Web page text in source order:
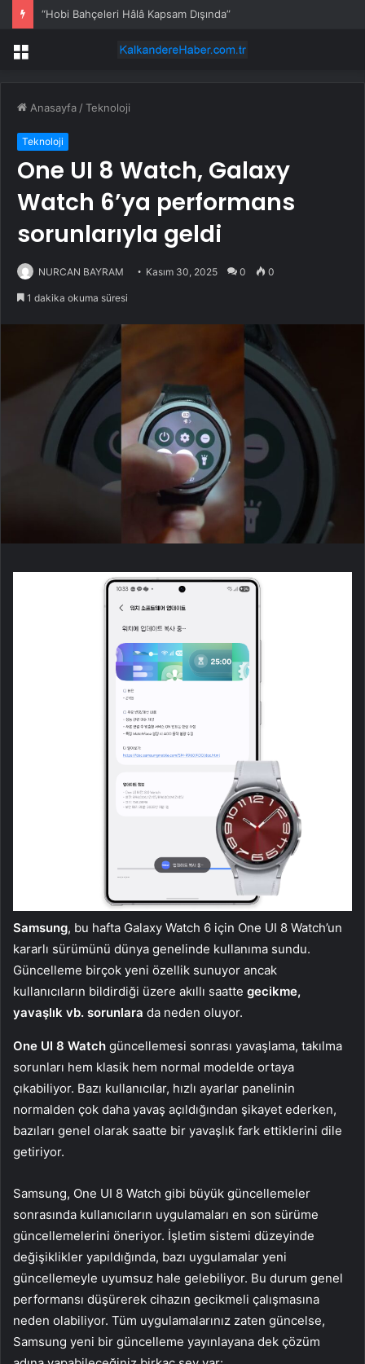
“Hobi Bahçeleri Hâlâ Kapsam Dışında”
Menü
Anasayfa /Teknoloji
Teknoloji
One UI 8 Watch, Galaxy
Watch 6’ya performans
sorunlarıyla geldi
NURCAN BAYRAM Kasım 30, 2025 0 0
1 dakika okuma süresi
Samsung, bu hafta Galaxy Watch 6 için One UI 8 Watch’un
kararlı sürümünü dünya genelinde kullanıma sundu.
Güncelleme birçok yeni özellik sunuyor ancak
kullanıcıların bildirdiği üzere akıllı saatte gecikme,
yavaşlık vb. sorunlara da neden oluyor.
One UI 8 Watch güncellemesi sonrası yavaşlama, takılma
sorunları hem klasik hem normal modelde ortaya
çıkabiliyor. Bazı kullanıcılar, hızlı ayarlar panelinin
normalden çok daha yavaş açıldığından şikayet ederken,
bazıları genel olarak saatte bir yavaşlık fark ettiklerini dile
getiriyor.
Samsung, One UI 8 Watch gibi büyük güncellemeler
sonrasında kullanıcıların uygulamaları en son sürüme
güncellemelerini öneriyor. İşletim sistemi düzeyinde
değişiklikler yapıldığında, bazı uygulamalar yeni
güncellemeyle uyumsuz hale gelebiliyor. Bu durum genel
performansı düşürerek cihazın gecikmeli çalışmasına
neden olabiliyor. Tüm uygulamalarınız zaten güncelse,
Samsung yeni bir güncelleme yayınlayana dek çözüm